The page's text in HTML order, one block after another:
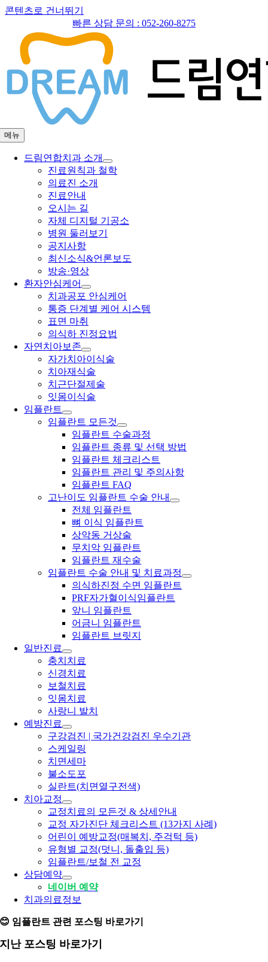
콘텐츠로 건너뛰기
빠른 상담 문의 : 052-260-8275
메뉴
드림연합치과 소개
진료원칙과 철학
의료진 소개
진료안내
오시는 길
자체 디지털 기공소
병원 둘러보기
공지사항
최신소식&언론보도
방송·영상
환자안심케어
치과공포 안심케어
통증 단계별 케어 시스템
표면 마취
의식하 진정요법
자연치아보존
자가치아이식술
치아재식술
치근단절제술
잇몸이식술
임플란트
임플란트 모든것
임플란트 수술과정
임플란트 종류 및 선택 방법
임플란트 체크리스트
임플란트 관리 및 주의사항
임플란트 FAQ
고난이도 임플란트 수술 안내
전체 임플란트
뼈 이식 임플란트
상악동 거상술
무치악 임플란트
임플란트 재수술
임플란트 수술 안내 및 치료과정
의식하진정 수면 임플란트
PRF자가혈이식임플란트
앞니 임플란트
어금니 임플란트
임플란트 브릿지
일반진료
충치치료
신경치료
보철치료
잇몸치료
사랑니 발치
예방진료
구강검진 | 국가건강검진 우수기관
스케일링
치면세마
불소도포
실란트(치면열구전색)
치아교정
교정치료의 모든것 & 상세안내
교정 자가진단 체크리스트 (13가지 사례)
어린이 예방교정(매복치, 주걱턱 등)
유형별 교정(덧니, 돌출입 등)
임플란트/보철 전 교정
상담예약
네이버 예약
치과의료정보
😊 임플란트 관련 포스팅 바로가기
지난 포스팅 바로가기